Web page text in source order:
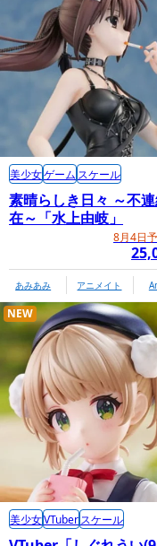
素晴らしき日々 ～不
在～「水上由岐」
8月4日
美少女ゲーム スケール
あみあみ アニメイト
NEW
美少女VTuberスケール